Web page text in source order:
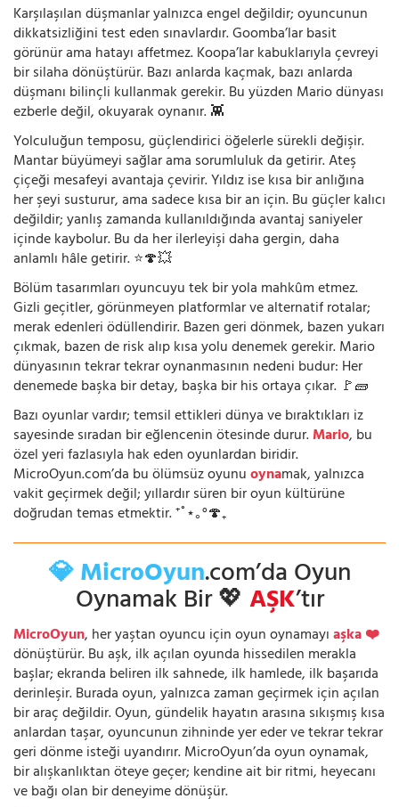
Karşılaşılan düşmanlar yalnızca engel değildir; oyuncunun
dikkatsizliğini test eden sınavlardır. Goomba’lar basit
görünür ama hatayı affetmez. Koopa’lar kabuklarıyla çevreyi
bir silaha dönüştürür. Bazı anlarda kaçmak, bazı anlarda
düşmanı bilinçli kullanmak gerekir. Bu yüzden Mario dünyası
ezberle değil, okuyarak oynanır. 👾
Yolculuğun temposu, güçlendirici öğelerle sürekli değişir.
Mantar büyümeyi sağlar ama sorumluluk da getirir. Ateş
çiçeği mesafeyi avantaja çevirir. Yıldız ise kısa bir anlığına
her şeyi susturur, ama sadece kısa bir an için. Bu güçler kalıcı
değildir; yanlış zamanda kullanıldığında avantaj saniyeler
içinde kaybolur. Bu da her ilerleyişi daha gergin, daha
anlamlı hâle getirir. ⭐🍄💥
Bölüm tasarımları oyuncuyu tek bir yola mahkûm etmez.
Gizli geçitler, görünmeyen platformlar ve alternatif rotalar;
merak edenleri ödüllendirir. Bazen geri dönmek, bazen yukarı
çıkmak, bazen de risk alıp kısa yolu denemek gerekir. Mario
dünyasının tekrar tekrar oynanmasının nedeni budur: Her
denemede başka bir detay, başka bir his ortaya çıkar. 🚩🧱
Bazı oyunlar vardır; temsil ettikleri dünya ve bıraktıkları iz
sayesinde sıradan bir eğlencenin ötesinde durur.Mario, bu
özel yeri fazlasıyla hak eden oyunlardan biridir.
MicroOyun.com’da bu ölümsüz oyunuoynamak, yalnızca
vakit geçirmek değil; yıllardır süren bir oyun kültürüne
doğrudan temas etmektir. ⁺˚⋆｡°🍄₊
💎 MicroOyun.com’da Oyun
Oynamak Bir 💖AŞK’tır
MicroOyun, her yaştan oyuncu için oyun oynamayıaşka ❤️
dönüştürür. Bu aşk, ilk açılan oyunda hissedilen merakla
başlar; ekranda beliren ilk sahnede, ilk hamlede, ilk başarıda
derinleşir. Burada oyun, yalnızca zaman geçirmek için açılan
bir araç değildir. Oyun, gündelik hayatın arasına sıkışmış kısa
anlardan taşar, oyuncunun zihninde yer eder ve tekrar tekrar
geri dönme isteği uyandırır. MicroOyun’da oyun oynamak,
bir alışkanlıktan öteye geçer; kendine ait bir ritmi, heyecanı
ve bağı olan bir deneyime dönüşür.